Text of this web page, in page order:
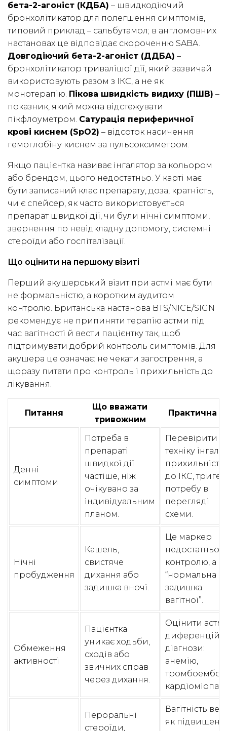
бета-2-агоніст (КДБА) – швидкодіючий
бронхолітикатор для полегшення симптомів,
типовий приклад – сальбутамол; в англомовних
настановах це відповідає скороченню SABA.
Довгодіючий бета-2-агоніст (ДДБА) –
бронхолітикатор тривалішої дії, який зазвичай
використовують разом з ІКС, а не як
монотерапію. Пікова швидкість видиху (ПШВ) –
показник, який можна відстежувати
пікфлоуметром. Сатурація периферичної
крові киснем (SpO2) – відсоток насичення
гемоглобіну киснем за пульсоксиметром.
Якщо пацієнтка називає інгалятор за кольором
або брендом, цього недостатньо. У карті має
бути записаний клас препарату, доза, кратність,
чи є спейсер, як часто використовується
препарат швидкої дії, чи були нічні симптоми,
звернення по невідкладну допомогу, системні
стероїди або госпіталізації.
Що оцінити на першому візиті
Перший акушерський візит при астмі має бути
не формальністю, а коротким аудитом
контролю. Британська настанова BTS/NICE/SIGN
рекомендує не припиняти терапію астми під
час вагітності й вести пацієнтку так, щоб
підтримувати добрий контроль симптомів. Для
акушера це означає: не чекати загострення, а
щоразу питати про контроль і прихильність до
лікування.
Питання
Що вважати
тривожним
Практична
Денні
симптоми
Потреба в
препараті
швидкої дії
частіше, ніж
очікувано за
індивідуальним
планом.
Перевірити
техніку
прихильність
до ІКС,
потребу в
перегляді
схеми.
Нічні
пробудження
Кашель,
свистяче
дихання або
задишка вночі.
Це маркер
контролю, а
“нормальна
задишка
вагітної”.
Обмеження
активності
Пацієнтка
уникає ходьби,
сходів або
звичних справ
через дихання.
Оцінити
діагнози:
анемію,
Пероральні
стероїди,
Вагітність
як